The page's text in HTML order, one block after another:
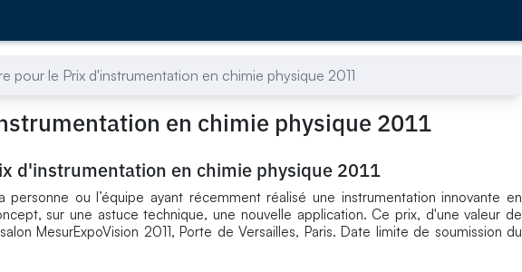
pour le Prix d'instrumentation en chimie physique 2011
en chimie physique 2011
d'instrumentation en chimie physique 2011
ou l’équipe ayant récemment réalisé une instrumentation innovante en
sur une astuce technique, une nouvelle application. Ce prix, d'une valeur de
MesurExpoVision 2011, Porte de Versailles, Paris. Date limite de soumission du